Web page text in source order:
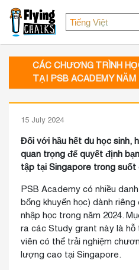
CÁC CHƯƠNG TRÌNH
TẠI PSB ACADEMY NĂM
15 July 2024
Đối với hầu hết du học sinh,
quan trọng để quyết định
tập tại Singapore trong suốt
PSB Academy có nhiều
bổng khuyến học) dành
nhập học trong năm 2024.
ra các Study grant này là hỗ
viên có thể trải nghiệm
lượng cao tại Singapore.